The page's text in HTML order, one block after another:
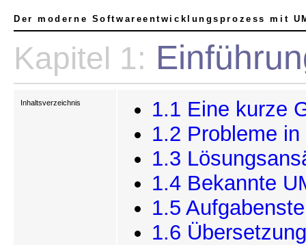
Der moderne Softwareentwicklungsprozess mit
Kapitel 1:
Inhaltsverzeichnis
1.1 Eine kurze
1.2 Probleme
1.3
1.4 Bekannte
1.5
1.6